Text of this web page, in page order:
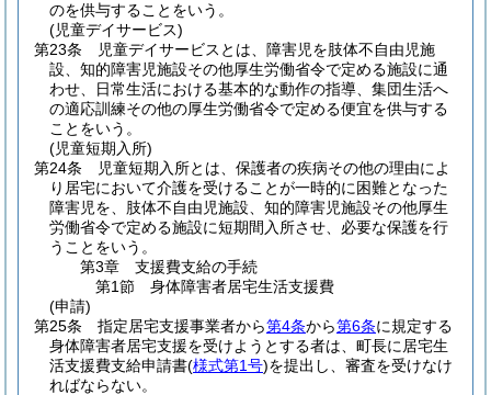
のを供与することをいう。
(児童デイサービス)
第23条
児童デイサービスとは、障害児を肢体不自由児施
設、知的障害児施設その他厚生労働省令で定める施設に通
わせ、日常生活における基本的な動作の指導、集団生活へ
の適応訓練その他の厚生労働省令で定める便宜を供与する
ことをいう。
(児童短期入所)
第24条
児童短期入所とは、保護者の疾病その他の理由によ
り居宅において介護を受けることが一時的に困難となった
障害児を、肢体不自由児施設、知的障害児施設その他厚生
労働省令で定める施設に短期間入所させ、必要な保護を行
うことをいう。
第3章
支援費支給の手続
第1節
身体障害者居宅生活支援費
(申請)
第25条
指定居宅支援事業者から第4条から第6条に規定する
身体障害者居宅支援を受けようとする者は、町長に居宅生
活支援費支給申請書(様式第1号)を提出し、審査を受けなけ
ればならない。